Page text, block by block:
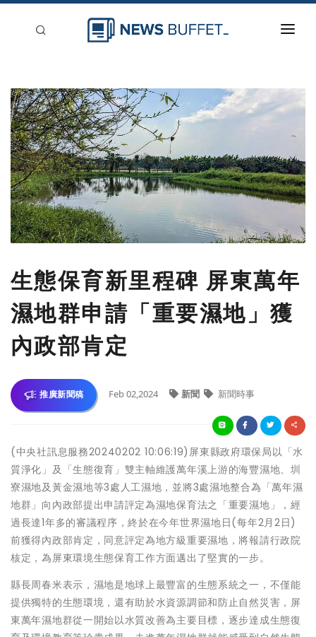
新聞稿分類
登入
刊登
生態保育新里程碑 屏東萬年
濕地群申請「重要濕地」獲
內政部肯定
推廣新聞稿 Feb 02,2024 新聞 新聞時事
(中央社訊息服務20240202 10:06:19)屏東縣政府環保局以「水
質淨化」及「生態復育」雙主軸維護萬年溪上游的海豐濕地、圳
寮濕地及黃金濕地等3處人工濕地，並將3處濕地整合為「萬年濕
地群」向內政部提出申請評定為濕地保育法之「重要濕地」，經
過長達1年多的審議程序，終於在今年世界濕地日(每年2月2日)
前獲得內政部肯定，同意評定為地方級重要濕地，將報請行政院
核定，為屏東環境生態保育工作方面邁出了堅實的一步。
縣長周春米表示，濕地是地球上最豐富的生態系統之一，不僅能
提供獨特的生態環境，還有助於水資源調節和防止自然災害，屏
東萬年濕地群從一開始以水質改善為主要目標，逐步達成生態復